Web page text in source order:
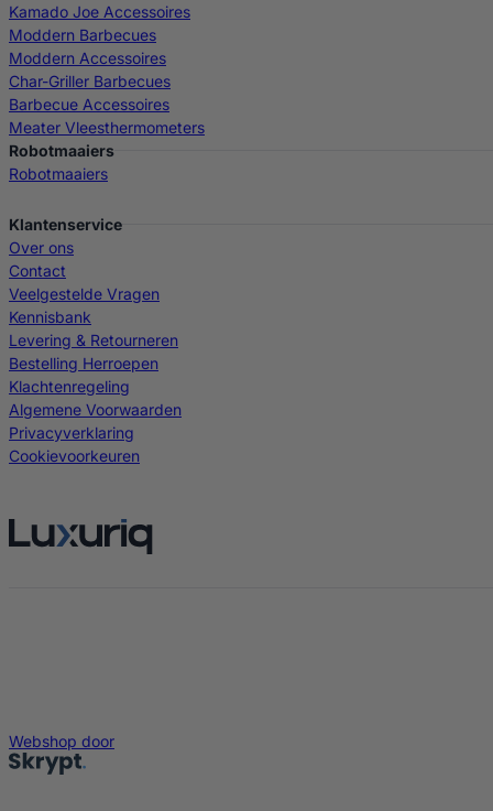
Kamado Joe Accessoires
Moddern Barbecues
Moddern Accessoires
Char-Griller Barbecues
Barbecue Accessoires
Meater Vleesthermometers
Robotmaaiers
Robotmaaiers
Klantenservice
Over ons
Contact
Veelgestelde Vragen
Kennisbank
Levering & Retourneren
Bestelling Herroepen
Klachtenregeling
Algemene Voorwaarden
Privacyverklaring
Cookievoorkeuren
Webshop door